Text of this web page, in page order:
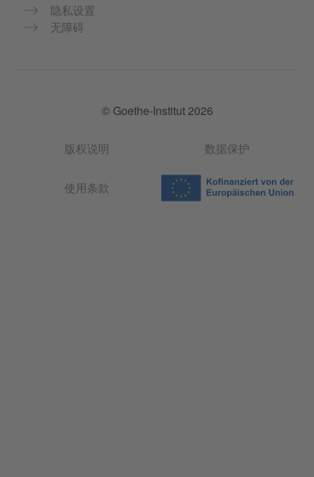
隐私设置
无障碍
© Goethe-Institut 2026
版权说明 数据保护
使用条款